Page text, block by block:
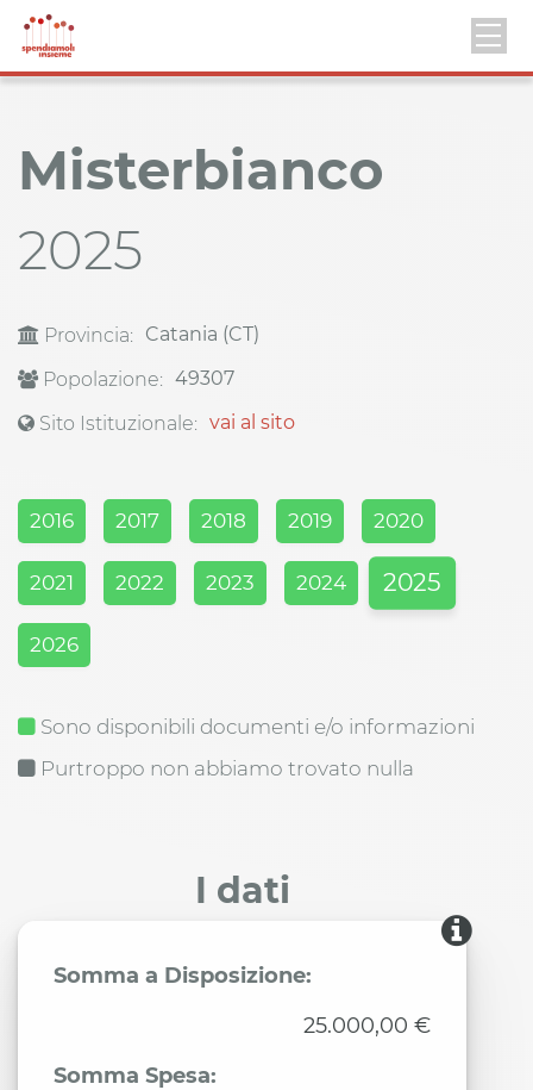
Misterbianco
2025
Provincia:
Catania (CT)
Popolazione: 49307
Sito Istituzionale: vai al sito
2016 2017 2018 2019 2020
2021 2022 2023 2024 2025
2026
Sono disponibili documenti e/o informazioni
Purtroppo non abbiamo trovato nulla
I dati
Somma a Disposizione:
25.000,00 €
Somma Spesa: